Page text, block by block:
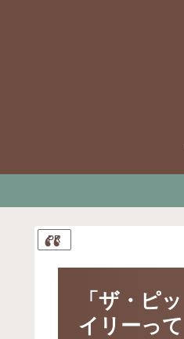
PR
「ザ・ピ
イリーって